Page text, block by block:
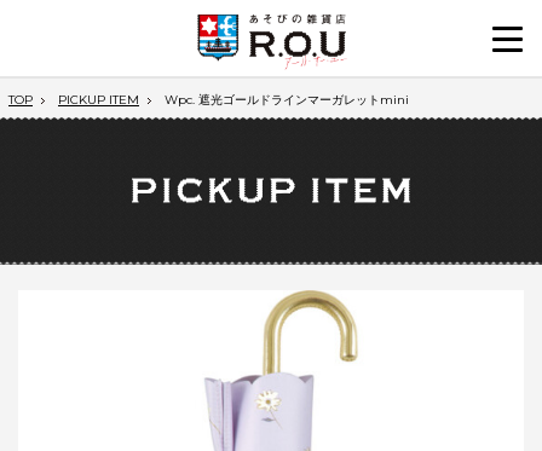
TOP PICKUP ITEM Wpc. 遮光ゴールドラインマーガレットmini